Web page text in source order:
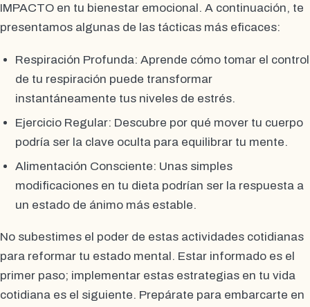
IMPACTO en tu bienestar emocional. A continuación, te
presentamos algunas de las tácticas más eficaces:
Respiración Profunda: Aprende cómo tomar el control
de tu respiración puede transformar
instantáneamente tus niveles de estrés.
Ejercicio Regular: Descubre por qué mover tu cuerpo
podría ser la clave oculta para equilibrar tu mente.
Alimentación Consciente: Unas simples
modificaciones en tu dieta podrían ser la respuesta a
un estado de ánimo más estable.
No subestimes el poder de estas actividades cotidianas
para reformar tu estado mental. Estar informado es el
primer paso; implementar estas estrategias en tu vida
cotidiana es el siguiente. Prepárate para embarcarte en